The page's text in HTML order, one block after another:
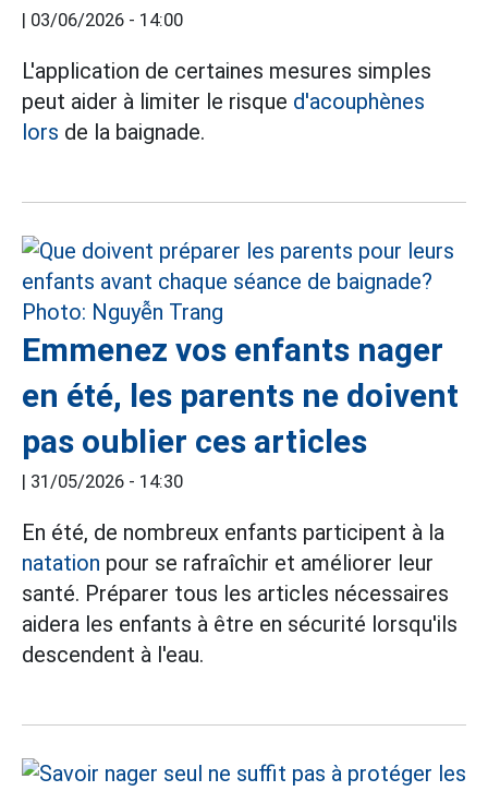
| 03/06/2026 - 14:00
L'application de certaines mesures simples
peut aider à limiter le risque d'acouphènes
lors de la baignade.
Emmenez vos enfants nager
en été, les parents ne doivent
pas oublier ces articles
| 31/05/2026 - 14:30
En été, de nombreux enfants participent à la
natation pour se rafraîchir et améliorer leur
santé. Préparer tous les articles nécessaires
aidera les enfants à être en sécurité lorsqu'ils
descendent à l'eau.